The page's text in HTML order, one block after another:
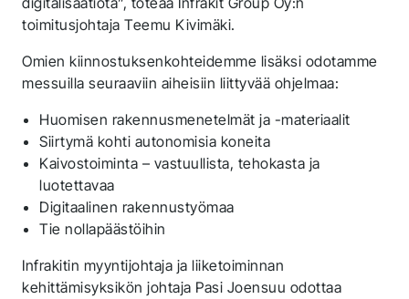
toimitusjohtaja Teemu Kivimäki.
Omien kiinnostuksenkohteidemme lisäksi odotamme
messuilla seuraaviin aiheisiin liittyvää ohjelmaa:
Huomisen rakennusmenetelmät ja -materiaalit
Siirtymä kohti autonomisia koneita
Kaivostoiminta – vastuullista, tehokasta ja
luotettavaa
Digitaalinen rakennustyömaa
Tie nollapäästöihin
Infrakitin myyntijohtaja ja liiketoiminnan
kehittämisyksikön johtaja Pasi Joensuu odottaa